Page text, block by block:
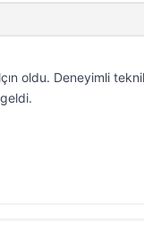
oldu. Deneyimli